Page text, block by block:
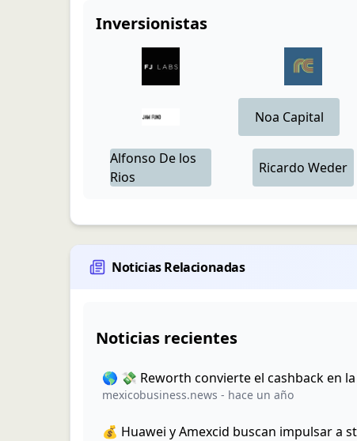
Inversionistas
Noa Capital
Alfonso De los
Rios
Ricardo Weder
Noticias Relacionadas
Noticias recientes
🌎 💸 Reworth convierte el cashback en
mexicobusiness.news - hace un año
💰 Huawei y Amexcid buscan impulsar a